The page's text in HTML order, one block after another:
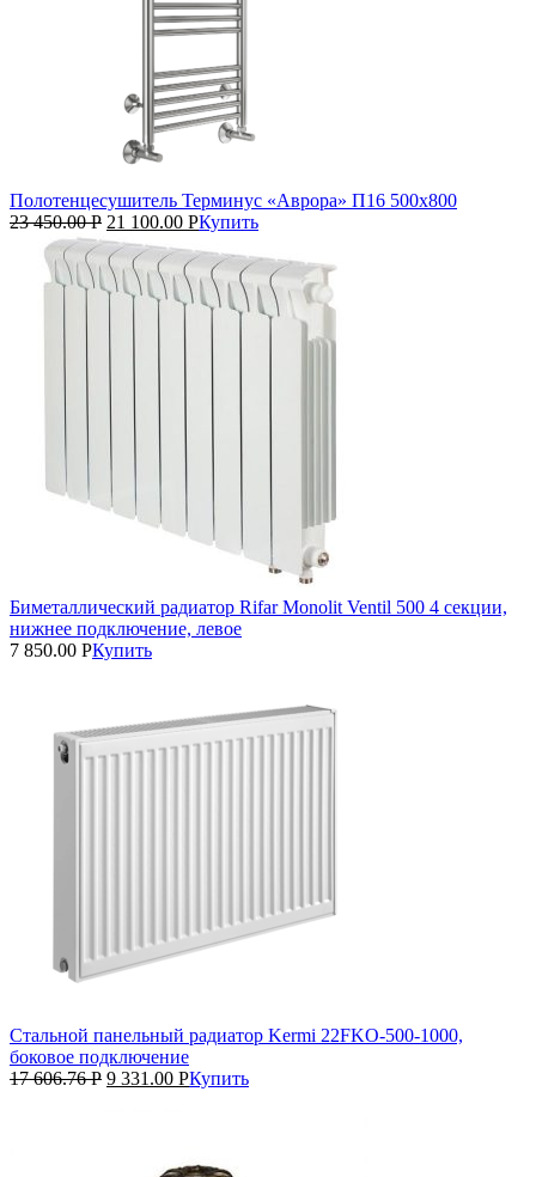
Полотенцесушитель Терминус «Аврора» П16 500х800
23 450.00Р 21 100.00 РКупить
Биметаллический радиатор Rifar Monolit Ventil 500 4 секции,
нижнее подключение, левое
7 850.00 РКупить
Стальной панельный радиатор Kermi 22FKO‑500‑1000,
боковое подключение
17 606.76Р 9 331.00 РКупить